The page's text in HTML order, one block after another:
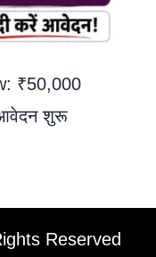
₹50,000
शुरू
Reserved